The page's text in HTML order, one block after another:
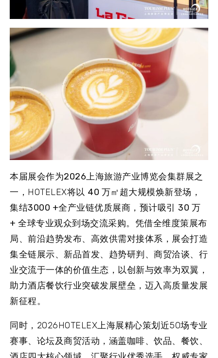
本届展会作为2026上海旅游产业博览会集群展之
一 ，HOTELEX将以 40 万㎡超大规模焕新登场，
集结3000 +全产业链优质展商 ，预计吸引 30 万
+ 全球专业观众到场交流采购。凭借全维度策展布
局、前沿趋势发布、高效供需对接体系，展会打造
集全链展示、新品首发、趋势研判、商贸洽谈、行
业交流于一体的价值生态，以创新与效率为双翼，
助力酒店餐饮行业突破发展壁垒，迈入高质量发展
新征程。
同时，2026HOTELEX上海展精心策划近50场专业
赛事、论坛及商贸活动，涵盖咖啡、饮品、餐饮、